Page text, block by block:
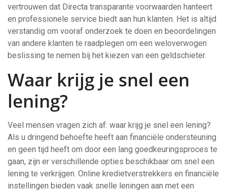
vertrouwen dat Directa transparante voorwaarden hanteert
en professionele service biedt aan hun klanten. Het is altijd
verstandig om vooraf onderzoek te doen en beoordelingen
van andere klanten te raadplegen om een weloverwogen
beslissing te nemen bij het kiezen van een geldschieter.
Waar krijg je snel een
lening?
Veel mensen vragen zich af: waar krijg je snel een lening?
Als u dringend behoefte heeft aan financiële ondersteuning
en geen tijd heeft om door een lang goedkeuringsproces te
gaan, zijn er verschillende opties beschikbaar om snel een
lening te verkrijgen. Online kredietverstrekkers en financiële
instellingen bieden vaak snelle leningen aan met een